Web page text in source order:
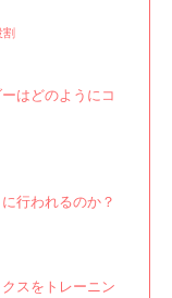
割
はどのようにコ
行われるのか？
スをトレーニン